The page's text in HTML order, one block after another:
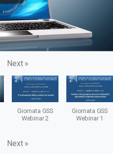
Next »
Giornata GSS
Webinar 2
Giornata GSS
Webinar 1
Next »